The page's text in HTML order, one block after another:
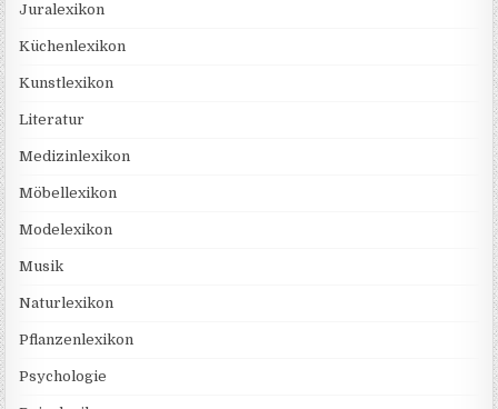
Juralexikon
Küchenlexikon
Kunstlexikon
Literatur
Medizinlexikon
Möbellexikon
Modelexikon
Musik
Naturlexikon
Pflanzenlexikon
Psychologie